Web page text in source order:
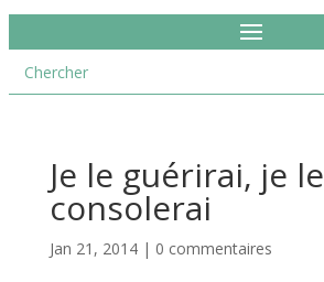
Je le guérirai, je le
consolerai
Jan 21, 2014| 0 commentaires